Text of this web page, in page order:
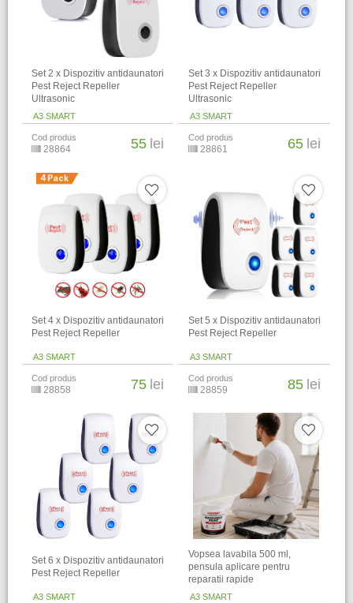
Set 2 x Dispozitiv antidaunatori
Pest Reject Repeller
Ultrasonic
A3 SMART
Cod produs
28864 55 lei
Set 3 x Dispozitiv antidaunatori
Pest Reject Repeller
Ultrasonic
A3 SMART
Cod produs
28861 65 lei
Set 4 x Dispozitiv antidaunatori
Pest Reject Repeller
A3 SMART
Cod produs
28858 75 lei
Set 5 x Dispozitiv antidaunatori
Pest Reject Repeller
A3 SMART
Cod produs
28859 85 lei
Set 6 x Dispozitiv antidaunatori
Pest Reject Repeller
A3 SMART
Vopsea lavabila 500 ml,
pensula aplicare pentru
reparatii rapide
A3 SMART